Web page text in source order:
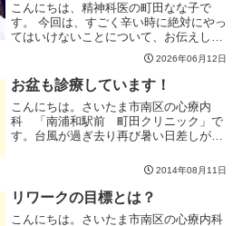
こんにちは、精神科医の町田なな子で
す。 今回は、すごく辛い時に絶対にやっ
てはいけないことについて、お伝えしま
す。心が限界を迎えているときは、脳の
エネルギーが完全に枯渇している状態で
す。そんな時に良かれと思ってやってし
まう行動が、実はさらに自...
2026年06月12日
お盆も診療しています！
こんにちは。さいたま市南区の心療内
科 「南浦和駅前 町田クリニック」で
す。台風が過ぎ去り再び暑い日差しが戻
たが、今年は当院はお盆休みをいただい
ておりません。普段はお仕事でなかなか
お時間がとれない方々か...
2014年08月11日
リワークの目標とは？
こんにちは。さいたま市南区の心療内科